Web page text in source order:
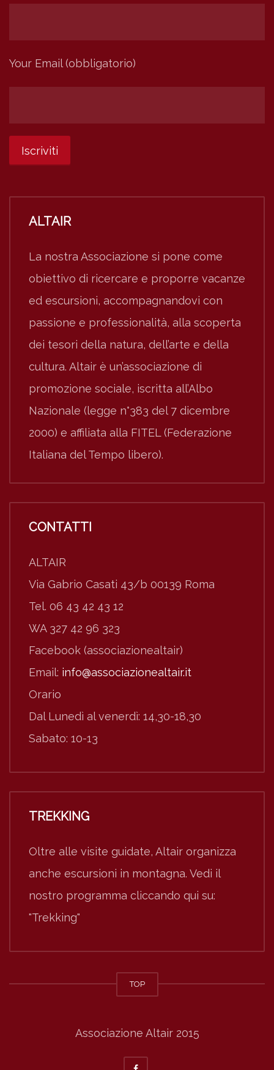
Your Email (obbligatorio)
ALTAIR
La nostra Associazione si pone come
obiettivo di ricercare e proporre vacanze
ed escursioni, accompagnandovi con
passione e professionalità, alla scoperta
dei tesori della natura, dell’arte e della
cultura. Altair è un’associazione di
promozione sociale, iscritta all’Albo
Nazionale (legge n°383 del 7 dicembre
2000) e affiliata alla FITEL (Federazione
Italiana del Tempo libero).
CONTATTI
ALTAIR
Via Gabrio Casati 43/b 00139 Roma
Tel. 06 43 42 43 12
WA 327 42 96 323
Facebook (associazionealtair)
Email: info@associazionealtair.it
Orario
Dal Lunedì al venerdì: 14,30-18,30
Sabato: 10-13
TREKKING
Oltre alle visite guidate, Altair organizza
anche escursioni in montagna. Vedi il
nostro programma cliccando qui su:
"Trekking"
TOP
Associazione Altair 2015